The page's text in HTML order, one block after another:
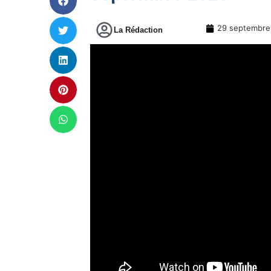
La Rédaction 29